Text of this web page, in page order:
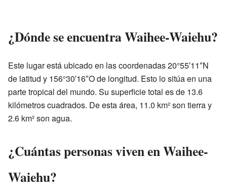
¿Dónde se encuentra Waihee-Waiehu?
Este lugar está ubicado en las coordenadas 20°55′11″N
de latitud y 156°30′16″O de longitud. Esto lo sitúa en una
parte tropical del mundo. Su superficie total es de 13.6
kilómetros cuadrados. De esta área, 11.0 km² son tierra y
2.6 km² son agua.
¿Cuántas personas viven en Waihee-
Waiehu?